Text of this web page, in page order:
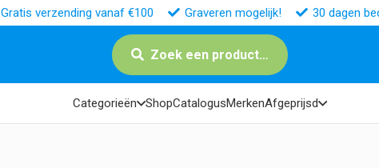
Gratis verzending vanaf €100 Graveren mogelijk! 30 dagen
Zoek een product…
Categorieën ShopCatalogusMerkenAfgeprijsd